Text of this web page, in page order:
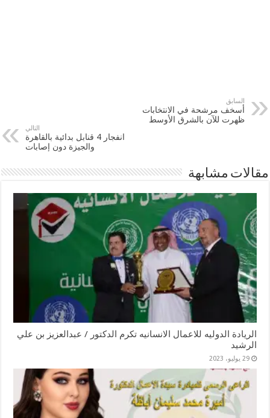
السابق
أسخف مرشحة في الانتخابات
ظهرت للآن بالشرق الأوسط
التالي
انفجار 4 قنابل بدائية بالقاهرة
والجيزة دون إصابات
مقالات مشابهة
الريادة الدوليه للاعمال الانسانيه تكرم الدكتور / عبدالعزيز بن علي
الرشيد
29 يوليو، 2023